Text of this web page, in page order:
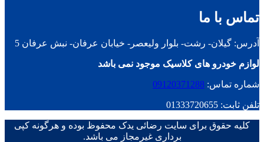
تماس با ما
آدرس: گیلان- رشت- بلوار ولیعصر- خیابان عرفان- نبش عرفان 5
لوازم خودرو های کلاسیک موجود نمی باشد
شماره تماس: 09120371288
تلفن ثابت: 01333720655
کلیه حقوق برای سایت رضائی یدک محفوظ بوده و هرگونه کپی
برداری غیرمجاز می باشد.